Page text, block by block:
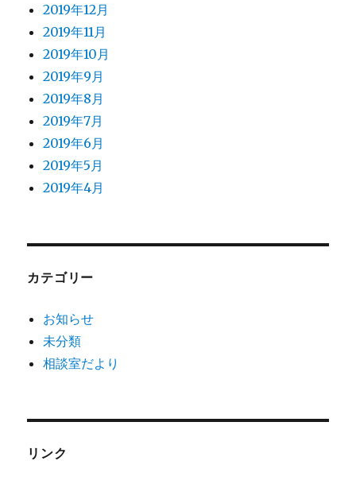
2019年12月
2019年11月
2019年10月
2019年9月
2019年8月
2019年7月
2019年6月
2019年5月
2019年4月
カテゴリー
お知らせ
未分類
相談室だより
リンク